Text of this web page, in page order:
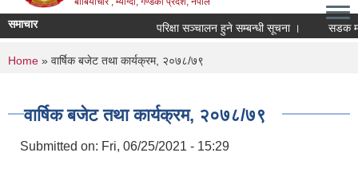
समाचार परिक्षा सञ्चालन हुने सम्बन्धी सूचना । सडक
You are here
Home » वार्षिक बजेट तथा कार्यक्रम, २०७८/७९
वार्षिक बजेट तथा कार्यक्रम, २०७८/७९
Submitted on: Fri, 06/25/2021 - 15:29